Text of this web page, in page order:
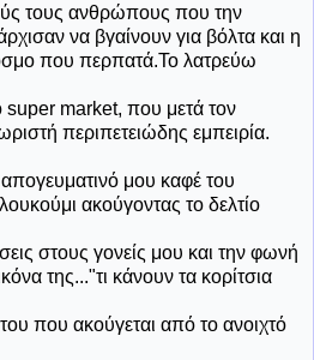
τους ανθρώπους που την
να βγαίνουν για βόλτα και η
που περπατά.Το λατρεύω
market, που μετά τον
περιπετειώδης εμπειρία.
μου καφέ του
ακούγοντας το δελτίο
στους γονείς μου και την φωνή
της..."τι κάνουν τα κορίτσια
που ακούγεται από το ανοιχτό